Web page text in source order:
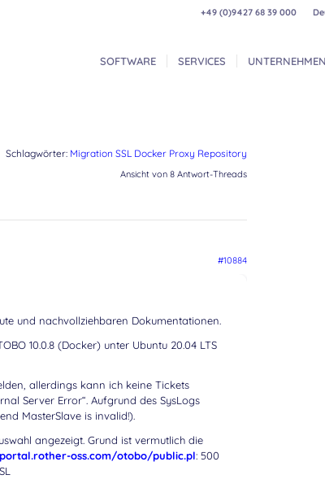
+49 (0)9427 68 39 000
SOFTWARE SERVICES UNTERNEHMEN
Schlagwörter: Migration SSL Docker Proxy Repository
Ansicht von 8 Antwort-Threads
#10884
und nachvollziehbaren Dokumentationen.
10.0.8 (Docker) unter Ubuntu 20.04 LTS
allerdings kann ich keine Tickets
Server Error“. Aufgrund des SysLogs
MasterSlave is invalid!).
angezeigt. Grund ist vermutlich die
oss.com/otobo/public.pl: 500